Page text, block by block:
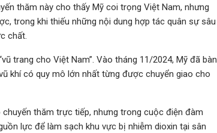
thăm này cho thấy Mỹ coi trọng Việt Nam, nhưng
trong khi thiếu những nội dung hợp tác quân sự sâu
chất.
trang cho Việt Nam”. Vào tháng 11/2024, Mỹ đã bàn
khí có quy mô lớn nhất từng được chuyển giao cho
thăm trực tiếp, nhưng trong cuộc điện đàm
lực để làm sạch khu vực bị nhiễm dioxin tại sân